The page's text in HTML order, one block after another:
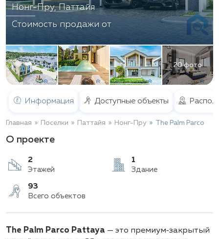
20 фото
Нонг-Пру, Паттайя
Стоимость продажи от
Информация Доступные объекты
Главная Поселки Паттайя Нонг-Пру The Palm Parco
О проекте
2
Этажей Здание
93
The Palm Parco Pattaya — это премиум‑закрытый